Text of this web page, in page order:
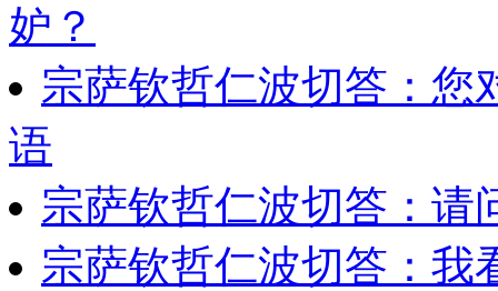
妒？
宗萨钦哲仁波切答：您
语
宗萨钦哲仁波切答：请
宗萨钦哲仁波切答：我